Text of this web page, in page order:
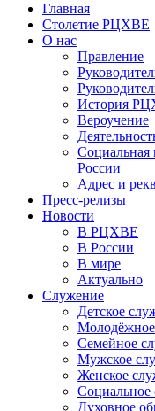
Главная
Столетие РЦХВЕ
О нас
Правление
История
Вероучение
Социальная
России
Адрес и
Пресс-релизы
Новости
В РЦХВЕ
В России
В мире
Актуально
Служение
Детское
Семейное
Мужское
Женское
Социальное
Духовное